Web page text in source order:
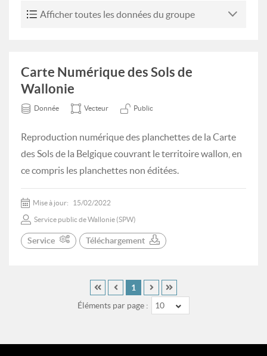
Afficher toutes les données du groupe
Carte Numérique des Sols de
Wallonie
Donnée Vecteur Public
Reproduction numérique des planchettes de la Carte
des Sols de la Belgique couvrant le territoire wallon, en
ce compris les planchettes non éditées.
Mise à jour: 15/02/2022
Service public de Wallonie (SPW)
Service Téléchargement
Éléments par page : 10
1